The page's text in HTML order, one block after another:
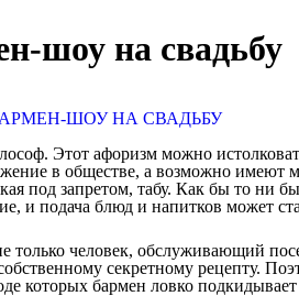
шоу на свадьбу
Этот афоризм можно
в обществе, а возможно имеют
под запретом, табу. Как бы то ни
и подача блюд и напитков может
человек, обслуживающий
секретному рецепту.
которых бармен ловко